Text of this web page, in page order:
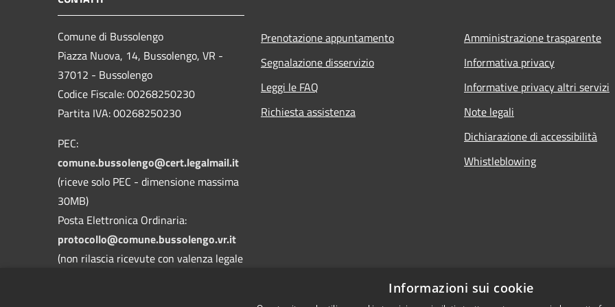
Comune di Bussolengo
Piazza Nuova, 14, Bussolengo, VR -
37012 - Bussolengo
Codice Fiscale: 00268250230
Partita IVA: 00268250230
PEC:
comune.bussolengo@cert.legalmail.it
(riceve solo PEC - dimensione massima
30MB)
Posta Elettronica Ordinaria:
protocollo@comune.bussolengo.vr.it
(non rilascia ricevute con valenza legale
Prenotazione appuntamento
Segnalazione disservizio
Leggi le FAQ
Richiesta assistenza
Amministrazione trasparente
Informativa privacy
Informative privacy altri servizi
Note legali
Dichiarazione di accessibilità
Whistleblowing
Informazioni sui cookie